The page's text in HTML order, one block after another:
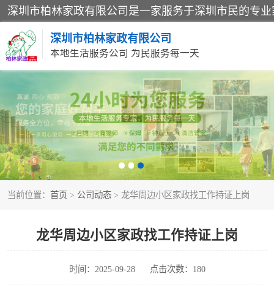
深圳市柏林家政有限公司
本地生活服务公司 为民服务每一天
当前位置： 首页 > 公司动态 > 龙华周边小区家政找工作持证上岗
龙华周边小区家政找工作持证上岗
时间：2025-09-28 点击次数：180
家居保洁
家庭保姆